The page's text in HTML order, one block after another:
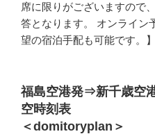
席に限りがございますので
答となります。 オンライン
望の宿泊手配も可能です。】
福島空港発⇒新千歳空
空時刻表
＜domitoryplan＞